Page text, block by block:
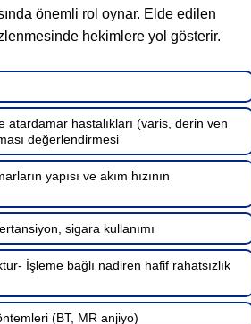
önemli rol oynar. Elde edilen
hekimlere yol gösterir.
atardamar hastalıkları (varis, derin ven
değerlendirmesi
yapısı ve akım hızının
sigara kullanımı
İşleme bağlı nadiren hafif rahatsızlık
(BT, MR anjiyo)